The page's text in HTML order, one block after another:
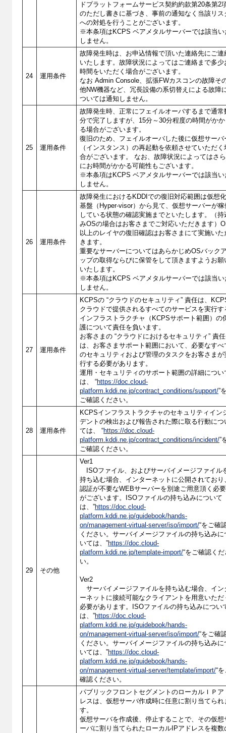
ドプラットフォームサービス契約約款第20条第2
のただし書きに基づき、事前の通知なく当該リス
への対処を行うことがございます。
※本条項はKCPS ベアメタルサーバーでは該当い
しません。
24 運用条件
故障発生時は、お申込情報で頂いた連絡先にご連
いたします。故障状況によってはご連絡まで多少
時間をいただく場合がございます。
なお Admin Console、拡張FWカスコンの故障そ
他NW機器など、冗長設備の系切替えによる故障
ついては通知しません。
25 運用条件
故障発生時、正常にフェイルオーバするまで通常
分で完了しますが、15分～30分程度の時間がかか
る場合がございます。
復旧のため、フェイルオーバした後に仮想サーバ
（インスタンス）の再起動を依頼させていただく
合がございます。 なお、故障状況によってはさら
にお時間がかかる可能性もございます。
※本条項はKCPS ベアメタルサーバーでは該当い
しません。
26 運用条件
故障発生におけるKDDIでの復旧対応範囲は仮想
基盤（Hyper-visor）から見て、仮想サーバーが稼
している状態の確認実施までといたします。（持
みOSの場合はお客さまでご対応いただきます）
以上のレイヤの復旧確認はお客さまにて実施いた
きます。
重要なサーバーについてはあらかじめOSバック
ップの取得ならびに保管をして頂きますようお願
いたします。
※本条項はKCPS ベアメタルサーバーでは該当い
しません。
27 運用条件
KCPSの “クラウドのセキュリティ” 責任は、
クラウドで提供されるすべてのサービスを実行す
インフラストラクチャ（KCPSサポート範囲）の
護について責任を負います。
お客さまの “クラウドにおけるセキュリティ” 責任
は、お客さまサポート範囲において、必要なすべ
のセキュリティおよび管理のタスクをお客さまが
行する必要があります。
運用・セキュリティのサポート範囲の詳細につい
は、 “https://doc.cloud-
platform.kddi.ne.jp/contract_conditions/support/”
ご確認ください。
28 運用条件
KCPSインフラストラクチャのセキュリティイン
デントの検出および報告された際に取る行動につ
ては、 “https://doc.cloud-
platform.kddi.ne.jp/contract_conditions/incident/”
ご確認ください。
29 その他
Ver1
ISOファイル、およびサーバイメージファイル
持ち込む場合、インターネットに公開されており
認証が不要なWEBサーバーを別途ご用意頂く必要
がございます。ISOファイルの持ち込みについて
は、”https://doc.cloud-
platform.kddi.ne.jp/guidebook/hands-
on/management-virtual-server/iso/import/“をご確
ください。サーバイメージファイルの持ち込みに
いては、”https://doc.cloud-
platform.kddi.ne.jp/template-import/“をご確認くだ
い。
Ver2
サーバイメージファイルを持ち込む場合、イン
ーネットに接続可能なクライアントを用意いただ
必要があります。ISOファイルの持ち込みについ
は、”https://doc.cloud-
platform.kddi.ne.jp/guidebook/hands-
on/management-virtual-server/iso/import/“をご確
ください。サーバイメージファイルの持ち込みに
いては、”https://doc.cloud-
platform.kddi.ne.jp/guidebook/hands-
on/management-virtual-server/template/import/“
確認ください。
パブリックフロントセグメントのローカルＩＰア
レスは、仮想サーバ作成時に任意に割り当てられ
す。
仮想サーバを作成後、停止することで、その仮想
ーバに割り当てられたローカルIPアドレスを複数